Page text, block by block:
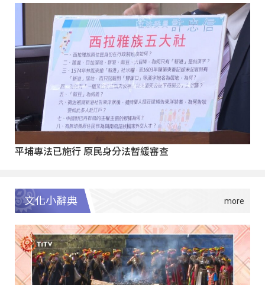
平埔專法已施行 原民身分法暫緩審查
文化小辭典